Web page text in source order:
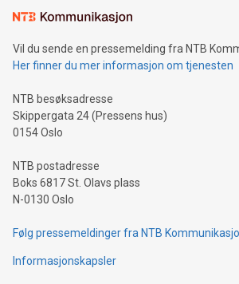
Vil du sende en pressemelding fra NTB
Her finner du mer informasjon om tjenesten
NTB besøksadresse
Skippergata 24 (Pressens hus)
0154 Oslo
NTB postadresse
Boks 6817 St. Olavs plass
N-0130 Oslo
Følg pressemeldinger fra NTB
Informasjonskapsler